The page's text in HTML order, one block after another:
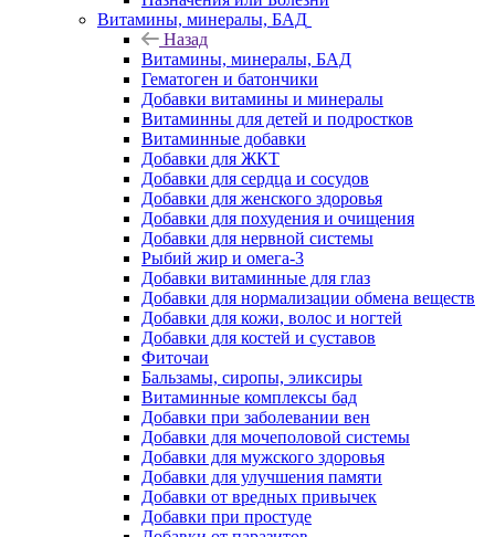
Витамины, минералы, БАД
Назад
Витамины, минералы, БАД
Гематоген и батончики
Добавки витамины и минералы
Витаминны для детей и подростков
Витаминные добавки
Добавки для ЖКТ
Добавки для сердца и сосудов
Добавки для женского здоровья
Добавки для похудения и очищения
Добавки для нервной системы
Рыбий жир и омега-3
Добавки витаминные для глаз
Добавки для нормализации обмена веществ
Добавки для кожи, волос и ногтей
Добавки для костей и суставов
Фиточаи
Бальзамы, сиропы, эликсиры
Витаминные комплексы бад
Добавки при заболевании вен
Добавки для мочеполовой системы
Добавки для мужского здоровья
Добавки для улучшения памяти
Добавки от вредных привычек
Добавки при простуде